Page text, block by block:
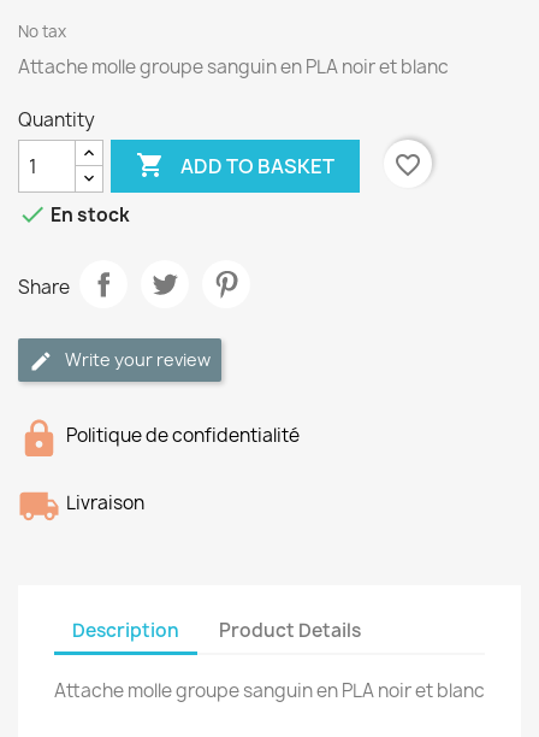
No tax
Attache molle groupe sanguin en PLA noir et blanc
Quantity
 ADD TO BASKET
favorite_border
 En stock
Share
Write your review
Politique de confidentialité
Livraison
Description Product Details
Attache molle groupe sanguin en PLA noir et blanc